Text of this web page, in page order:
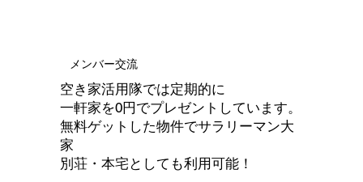
メンバー交流
空き家活用隊では定期的に
一軒家を0円でプレゼントしています。
無料ゲットした物件でサラリーマン大
家
別荘・本宅としても利用可能！